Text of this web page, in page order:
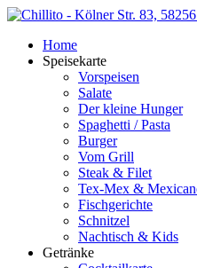
Home
Speisekarte
Vorspeisen
Salate
Der kleine Hunger
Spaghetti / Pasta
Burger
Vom Grill
Steak & Filet
Tex-Mex &
Fischgerichte
Schnitzel
Nachtisch & Kids
Getränke